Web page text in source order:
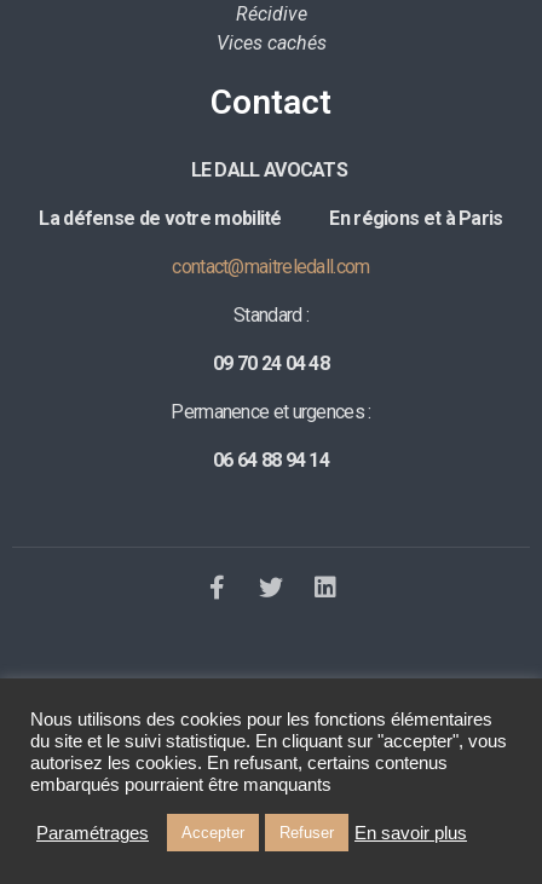
Récidive
Vices cachés
Contact
LE DALL AVOCATS
La défense de votre mobilité En régions et à Paris
contact@maitreledall.com
Standard :
09 70 24 04 48
Permanence et urgences :
06 64 88 94 14
©2023 Tous droits réservés Le Dall Avocat . Réalisation
Raphaelle
Baut
Nous utilisons des cookies pour les fonctions élémentaires
du site et le suivi statistique. En cliquant sur "accepter", vous
autorisez les cookies. En refusant, certains contenus
embarqués pourraient être manquants
Paramétrages Accepter Refuser En savoir plus